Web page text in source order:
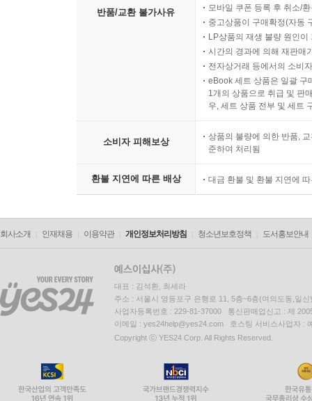
반품/교환 불가사유
모바일 쿠폰 등록 후 취소/
중고상품이 구매확정(자동
LP상품의 재생 불량 원인
시간의 경과에 의해 재판매
전자상거래 등에서의 소비
eBook 세트 상품은 일괄 구
1개의 상품으로 취급 및 판
우, 세트 상품 전부 및 세트
소비자 피해보상
상품의 불량에 의한 반품,
준하여 처리됨
환불 지연에 따른 배상 대금 환불 및 환불 지연에
회사소개 인재채용 이용약관 개인정보처리방침 청소년보호정책 도서홍보안내
대표 : 김석환, 최세라
주소 : 서울시 영등포구 은행로 11, 5층~6층(여의도동,일신
사업자등록번호 : 229-81-37000 통신판매업신고 : 제
이메일 : yes24help@yes24.com 호스팅 서비스사업자 :
Copyright ⓒ YES24 Corp. All Rights Reserved.